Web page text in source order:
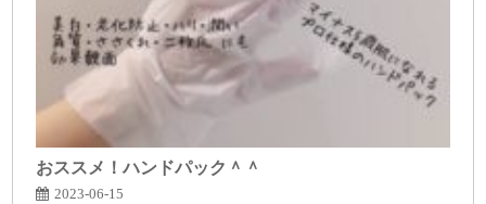
おススメ！ハンドパック＾＾
2023-06-15